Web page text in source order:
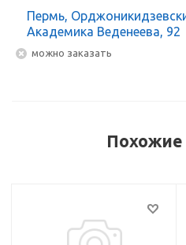
Пермь,
Академика Веденеева, 92
Можно заказать
Похожие